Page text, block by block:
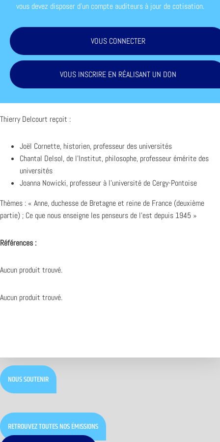
vous devez disposer d'un compte auditeurs à jour de cotisation.
VOUS CONNECTER
VOUS INSCRIRE EN RÉALISANT UN DON
Thierry Delcourt reçoit :
Joël Cornette, historien, professeur des universités
Chantal Delsol, de l’Institut, philosophe, professeur émérite des
universités
Joanna Nowicki, professeur à l’université de Cergy-Pontoise
Thèmes : « Anne, duchesse de Bretagne et reine de France (deuxième
partie) ; Ce que nous enseigne les penseurs de l’est depuis 1945 »
Références :
Aucun produit trouvé.
Aucun produit trouvé.
NOUS SOUTENIR
RETROUVEZ TOUTES NOS ÉMISSIONS